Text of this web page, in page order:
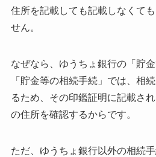
住所を記載しても記載しなくても
せん。
なぜなら、ゆうちょ銀行の「貯
「貯金等の相続手続」では、相
るため、 その印鑑証明に記載さ
の住所を確認するからです。
ただ、ゆうちょ銀行以外の相続